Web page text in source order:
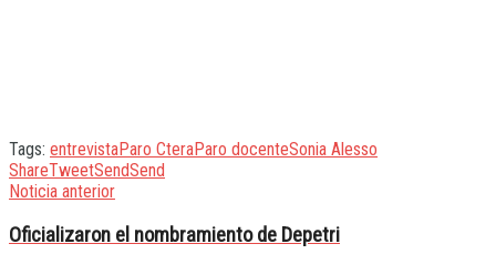
Tags: entrevistaParo CteraParo docenteSonia Alesso
ShareTweetSendSend
Noticia anterior
Oficializaron el nombramiento de Depetri